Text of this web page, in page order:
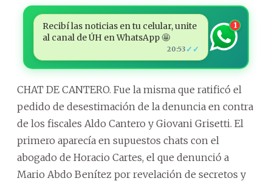
Recibí las noticias en tu celular, unite
al canal de ÚH en WhatsApp 🤩
20:53 ✓✓
1
CHAT DE CANTERO. Fue la misma que ratificó el
pedido de desestimación de la denuncia en contra
de los fiscales Aldo Cantero y Giovani Grisetti. El
primero aparecía en supuestos chats con el
abogado de Horacio Cartes, el que denunció a
Mario Abdo Benítez por revelación de secretos y